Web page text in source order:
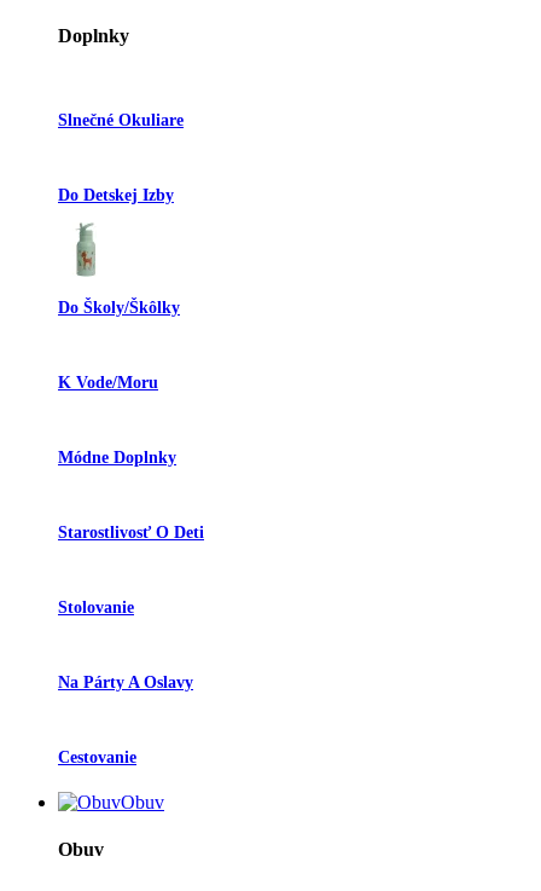
Doplnky
Slnečné Okuliare
Do Detskej Izby
Do Školy/škôlky
K Vode/moru
Módne Doplnky
Starostlivosť O Deti
Stolovanie
Na Párty A Oslavy
Cestovanie
Obuv
Obuv